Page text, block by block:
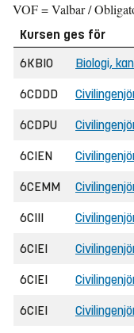
VOF = Valbar /
Kursen ges för
6KBIO
Biologi,
6CDDD
6CDPU
6CIEN
6CEMM
6CIII
6CIEI
6CIEI
6CIEI